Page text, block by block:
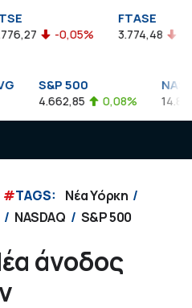
-0,05%
FTASE
3.774,48 -
S&P 500
4.662,85 0,08%
#TAGS:
Νέα Υόρκη
NASDAQ S&P 500
άνοδος